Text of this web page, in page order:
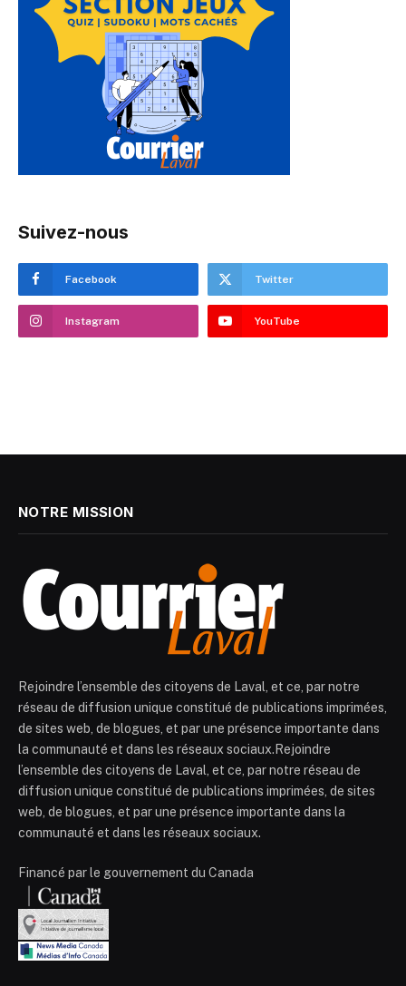
Suivez-nous
Facebook Twitter
Instagram YouTube
NOTRE MISSION
Rejoindre l’ensemble des citoyens de Laval, et ce, par notre
réseau de diffusion unique constitué de publications imprimées,
de sites web, de blogues, et par une présence importante dans
la communauté et dans les réseaux sociaux.Rejoindre
l’ensemble des citoyens de Laval, et ce, par notre réseau de
diffusion unique constitué de publications imprimées, de sites
web, de blogues, et par une présence importante dans la
communauté et dans les réseaux sociaux.
Financé par le gouvernement du Canada